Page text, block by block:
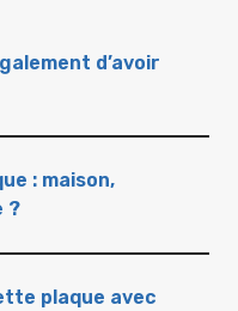
d’avoir
: maison,
?
plaque avec